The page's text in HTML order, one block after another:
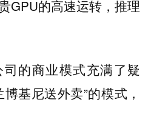
GPU的高速运转，推理
的商业模式充满了疑
基尼送外卖”的模式，